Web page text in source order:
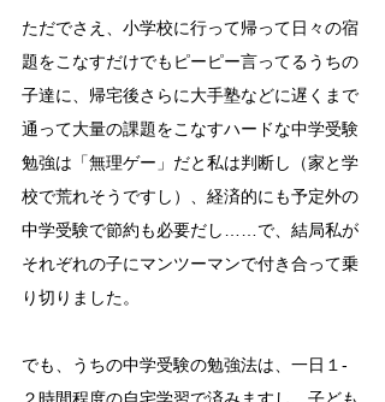
ただでさえ、小学校に行って帰って日々の宿
題をこなすだけでもピーピー言ってるうちの
子達に、帰宅後さらに大手塾などに遅くまで
通って大量の課題をこなすハードな中学受験
勉強は「無理ゲー」だと私は判断し（家と学
校で荒れそうですし）、経済的にも予定外の
中学受験で節約も必要だし……で、結局私が
それぞれの子にマンツーマンで付き合って乗
り切りました。
でも、うちの中学受験の勉強法は、一日１-